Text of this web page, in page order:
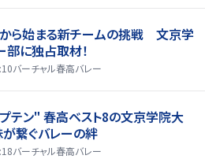
ら始まる新チームの挑戦 文京学
部に独占取材！
バーチャル春高バレー
テン" 春高ベスト8の文京学院大
繋ぐバレーの絆
バーチャル春高バレー